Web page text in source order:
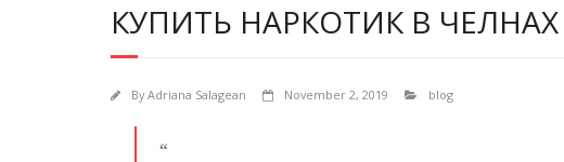
КУПИТЬ НАРКОТИК В ЧЕЛНАХ
ByAdriana Salagean November 2, 2019 blog